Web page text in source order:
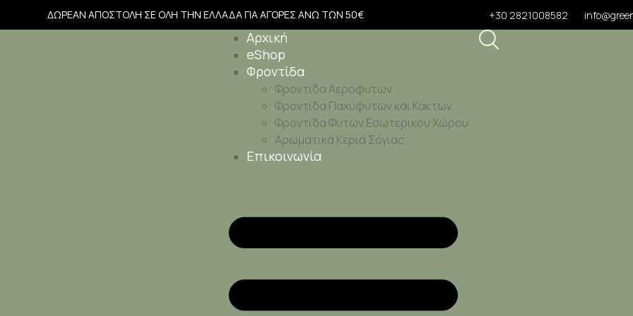
ΔΩΡΕΑΝ ΑΠΟΣΤΟΛΗ ΣΕ ΟΛΗ ΤΗΝ ΕΛΛΑΔΑ ΓΙΑ ΑΓΟΡΕΣ ΑΝΩ ΤΩΝ 50€ +30 2821008582
Αρχική
eShop
Φροντίδα
Φροντίδα Αερόφυτων
Φροντίδα Παχύφυτων και Κάκτων
Φροντίδα Φυτών Εσωτερικού Χώρου
Αρωματικά Κεριά Σόγιας
Επικοινωνία